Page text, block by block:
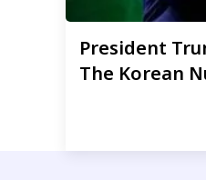
President
The Korean